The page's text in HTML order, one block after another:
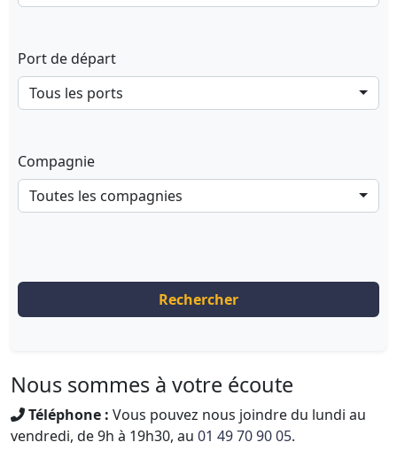
Port de départ
Tous les ports
Compagnie
Toutes les compagnies
Rechercher
Nous sommes à votre écoute
Téléphone : Vous pouvez nous joindre du lundi au
vendredi, de 9h à 19h30, au 01 49 70 90 05.